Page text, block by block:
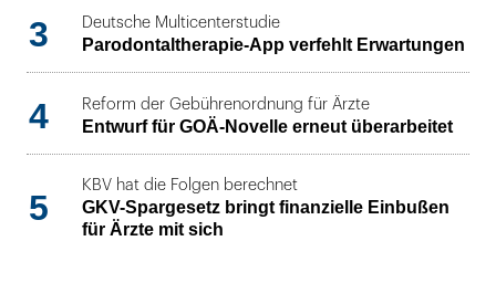
3 Deutsche Multicenterstudie
Parodontaltherapie-App verfehlt Erwartungen
4 Reform der Gebührenordnung für Ärzte
Entwurf für GOÄ-Novelle erneut überarbeitet
5
KBV hat die Folgen berechnet
GKV-Spargesetz bringt finanzielle Einbußen
für Ärzte mit sich